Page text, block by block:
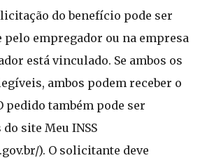
do benefício pode ser
empregador ou na empresa
está vinculado. Se ambos os
ambos podem receber o
também pode ser
site Meu INSS
). O solicitante deve